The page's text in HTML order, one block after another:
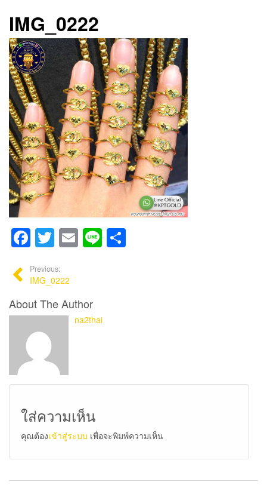
IMG_0222
Facebook
Twitter
Email
Line
Previous:
IMG_0222
About The Author
na2thai
ใส่ความเห็น
คุณต้องเข้าสู่ระบบ เพื่อจะพิมพ์ความเห็น